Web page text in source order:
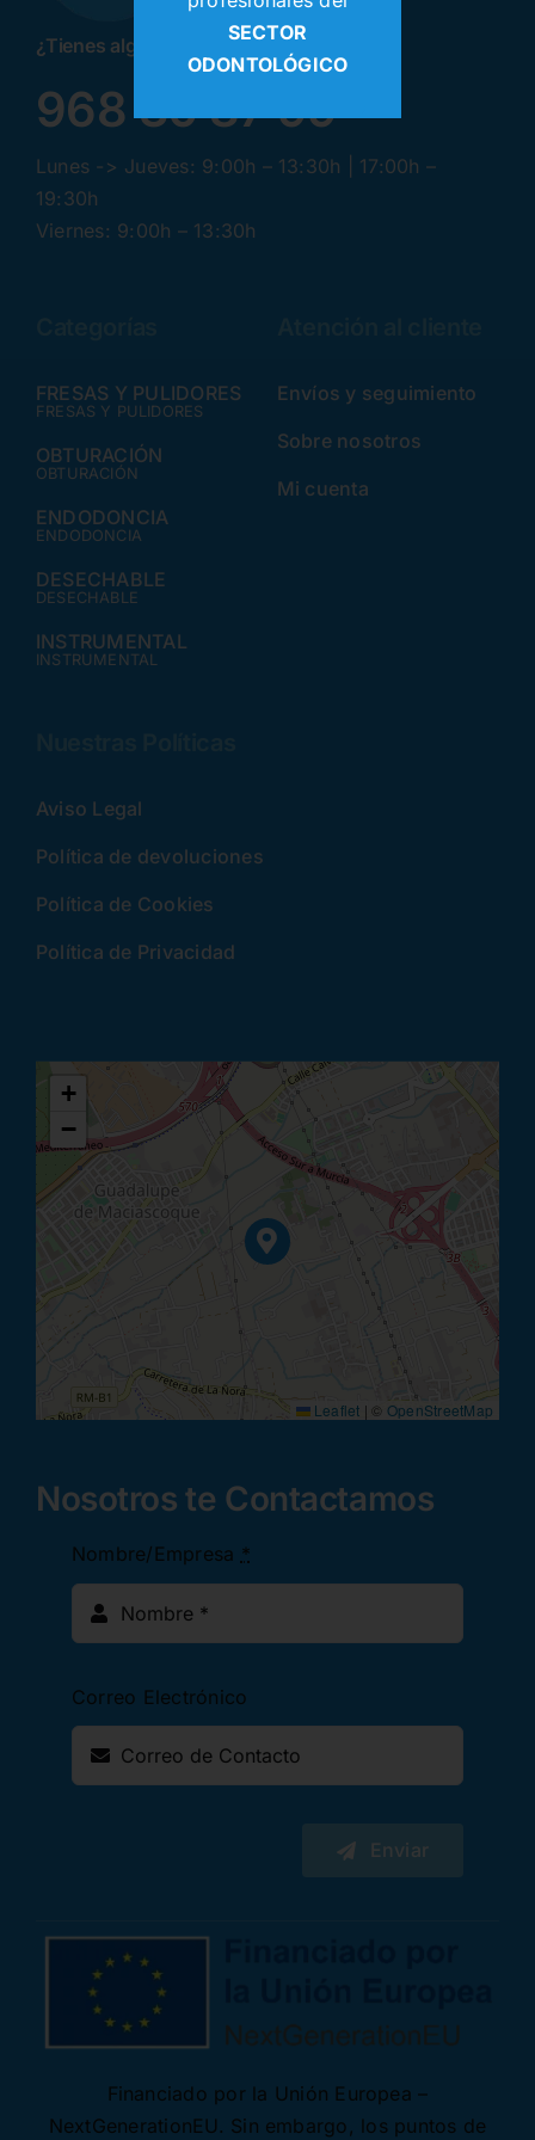
¿Tienes alguna pregunta? ¡Llamanos!
968 30 87 99
Lunes -> Jueves: 9:00h – 13:30h | 17:00h –
19:30h
Viernes: 9:00h – 13:30h
FRESAS Y PULIDORES
FRESAS Y PULIDORES
OBTURACIÓN
OBTURACIÓN
ENDODONCIA
ENDODONCIA
DESECHABLE
DESECHABLE
INSTRUMENTAL
INSTRUMENTAL
Envíos y seguimiento
Sobre nosotros
Mi cuenta
Aviso Legal
Política de devoluciones
Política de Cookies
Política de Privacidad
+
−
Leaflet | © OpenStreetMap
Nosotros te Contactamos
Nombre/Empresa *
Correo Electrónico
Enviar
Financiado por la Unión Europea –
NextGenerationEU. Sin embargo, los puntos de
SECTOR
ODONTOLÓGICO